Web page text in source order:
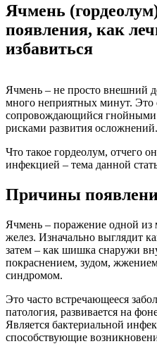
Ячмень
появления, как
избавиться
Ячмень – не просто внешний
много неприятных минут. Это
сопровождающийся
рисками развития осложнений.
Что такое гордеолум, отчего
инфекцией – тема данной
Причины
Ячмень – поражение одной
желез. Изначально выглядит
затем – как шишка снаружи
покраснением, зудом,
синдромом.
Это часто встречающееся
патология, развивается на
Является бактериальной
способствующие